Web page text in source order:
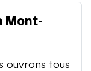
Mont-
ouvrons tous